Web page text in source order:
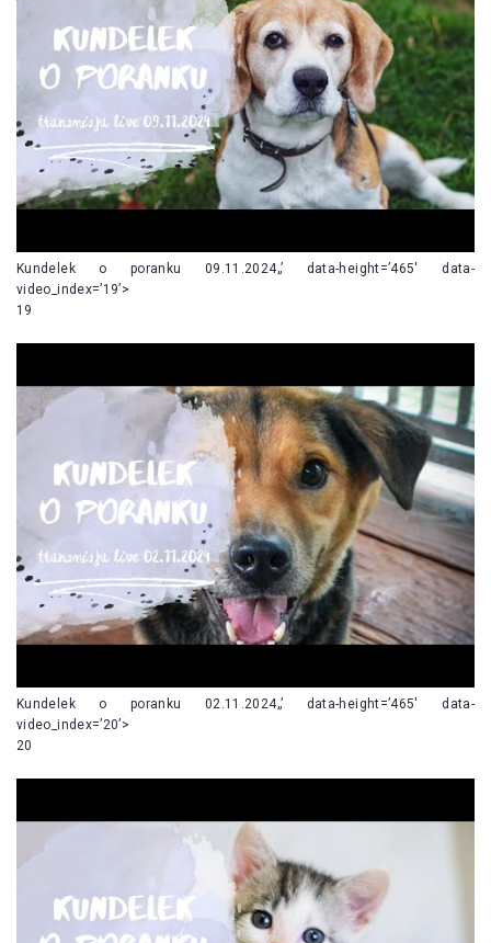
Kundelek o poranku 09.11.2024„’ data-height=’465′ data-
video_index=’19’>
19
Kundelek o poranku 02.11.2024„’ data-height=’465′ data-
video_index=’20’>
20